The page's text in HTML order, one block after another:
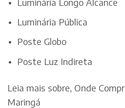
Luminária Pública
Poste Globo
Poste Luz Indireta
Leia mais sobre, Onde
Maringá